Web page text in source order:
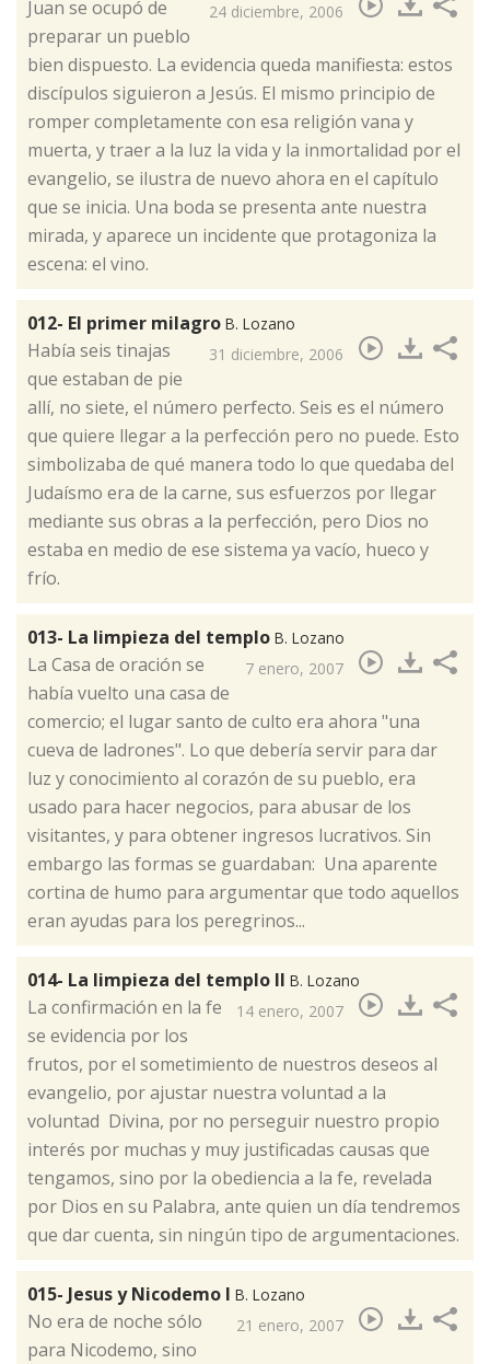
24 diciembre, 2006
​Juan se ocupó de
preparar un pueblo
bien dispuesto. La evidencia queda manifiesta: estos
discípulos siguieron a Jesús. El mismo principio de
romper completamente con esa religión vana y
muerta, y traer a la luz la vida y la inmortalidad por el
evangelio, se ilustra de nuevo ahora en el capítulo
que se inicia. Una boda se presenta ante nuestra
mirada, y aparece un incidente que protagoniza la
escena: el vino.
012- El primer milagro B. Lozano
31 diciembre, 2006
​Había seis tinajas
que estaban de pie
allí, no siete, el número perfecto. Seis es el número
que quiere llegar a la perfección pero no puede. Esto
simbolizaba de qué manera todo lo que quedaba del
Judaísmo era de la carne, sus esfuerzos por llegar
mediante sus obras a la perfección, pero Dios no
estaba en medio de ese sistema ya vacío, hueco y
frío.
013- La limpieza del templo B. Lozano
7 enero, 2007
​La Casa de oración se
había vuelto una casa de
comercio; el lugar santo de culto era ahora "una
cueva de ladrones". Lo que debería servir para dar
luz y conocimiento al corazón de su pueblo, era
usado para hacer negocios, para abusar de los
visitantes, y para obtener ingresos lucrativos. Sin
embargo las formas se guardaban: Una aparente
cortina de humo para argumentar que todo aquellos
eran ayudas para los peregrinos...
014- La limpieza del templo II B. Lozano
14 enero, 2007
​La confirmación en la fe
se evidencia por los
frutos, por el sometimiento de nuestros deseos al
evangelio, por ajustar nuestra voluntad a la
voluntad Divina, por no perseguir nuestro propio
interés por muchas y muy justificadas causas que
tengamos, sino por la obediencia a la fe, revelada
por Dios en su Palabra, ante quien un día tendremos
que dar cuenta, sin ningún tipo de argumentaciones.
015- Jesus y Nicodemo I B. Lozano
21 enero, 2007
​No era de noche sólo
para Nicodemo, sino